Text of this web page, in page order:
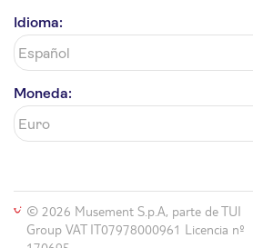
Idioma:
Moneda:
© 2026 Musement S.p.A, parte de TUI
Group VAT IT07978000961 Licencia nº